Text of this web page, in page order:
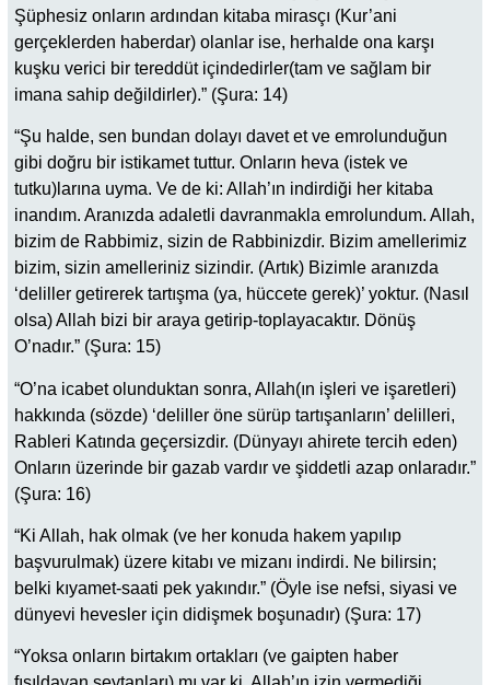
Şüphesiz onların ardından kitaba mirasçı (Kur’ani
gerçeklerden haberdar) olanlar ise, herhalde ona karşı
kuşku verici bir tereddüt içindedirler(tam ve sağlam bir
imana sahip değildirler).” (Şura: 14)
“Şu halde, sen bundan dolayı davet et ve emrolunduğun
gibi doğru bir istikamet tuttur. Onların heva (istek ve
tutku)larına uyma. Ve de ki: Allah’ın indirdiği her kitaba
inandım. Aranızda adaletli davranmakla emrolundum. Allah,
bizim de Rabbimiz, sizin de Rabbinizdir. Bizim amellerimiz
bizim, sizin amelleriniz sizindir. (Artık) Bizimle aranızda
‘deliller getirerek tartışma (ya, hüccete gerek)’ yoktur. (Nasıl
olsa) Allah bizi bir araya getirip-toplayacaktır. Dönüş
O’nadır.” (Şura: 15)
“O’na icabet olunduktan sonra, Allah(ın işleri ve işaretleri)
hakkında (sözde) ‘deliller öne sürüp tartışanların’ delilleri,
Rableri Katında geçersizdir. (Dünyayı ahirete tercih eden)
Onların üzerinde bir gazab vardır ve şiddetli azap onlaradır.”
(Şura: 16)
“Ki Allah, hak olmak (ve her konuda hakem yapılıp
başvurulmak) üzere kitabı ve mizanı indirdi. Ne bilirsin;
belki kıyamet-saati pek yakındır.” (Öyle ise nefsi, siyasi ve
dünyevi hevesler için didişmek boşunadır) (Şura: 17)
“Yoksa onların birtakım ortakları (ve gaipten haber